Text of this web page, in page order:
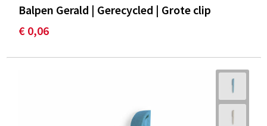
Balpen Gerald | Gerecycled | Grote clip
€ 0,06